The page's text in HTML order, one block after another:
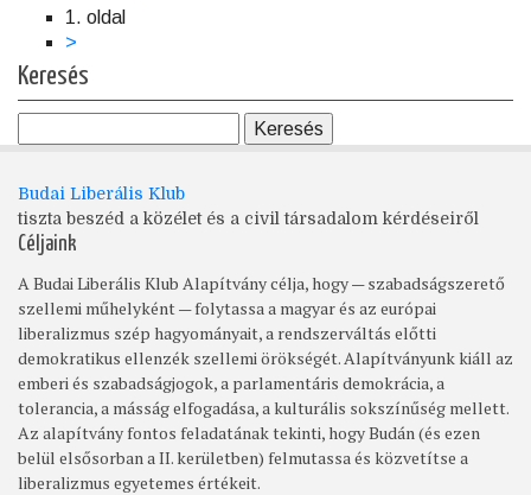
Oldalszámozás
1. oldal
Következő
oldal
>
Keresés
Budai Liberális Klub
tiszta beszéd a közélet és a civil társadalom kérdéseiről
Céljaink
A Budai Liberális Klub Alapítvány célja, hogy — szabadságszerető
szellemi műhelyként — folytassa a magyar és az európai
liberalizmus szép hagyományait, a rendszerváltás előtti
demokratikus ellenzék szellemi örökségét. Alapítványunk kiáll az
emberi és szabadságjogok, a parlamentáris demokrácia, a
tolerancia, a másság elfogadása, a kulturális sokszínűség mellett.
Az alapítvány fontos feladatának tekinti, hogy Budán (és ezen
belül elsősorban a II. kerületben) felmutassa és közvetítse a
liberalizmus egyetemes értékeit.